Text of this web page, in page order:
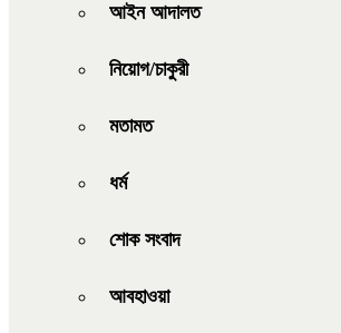
আইন আদালত
নিয়োগ/চাকুরী
মতামত
ধর্ম
শোক সংবাদ
আবহাওয়া